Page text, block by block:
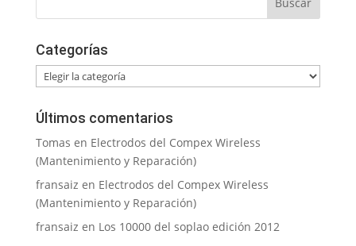
Categorías
Categorías
Últimos comentarios
Tomas en Electrodos del Compex Wireless
(Mantenimiento y Reparación)
fransaiz en Electrodos del Compex Wireless
(Mantenimiento y Reparación)
fransaiz en Los 10000 del soplao edición 2012